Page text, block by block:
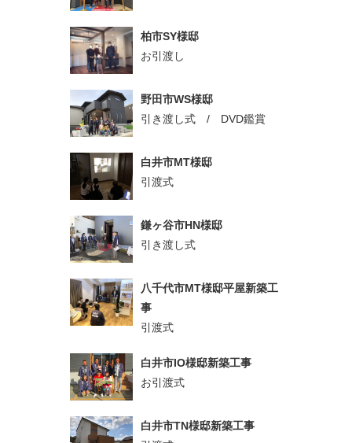
柏市SY様邸
お引渡し
野田市WS様邸
引き渡し式 / DVD鑑賞
白井市MT様邸
引渡式
鎌ヶ谷市HN様邸
引き渡し式
八千代市MT様邸平屋新築工
事
引渡式
白井市IO様邸新築工事
お引渡式
白井市TN様邸新築工事